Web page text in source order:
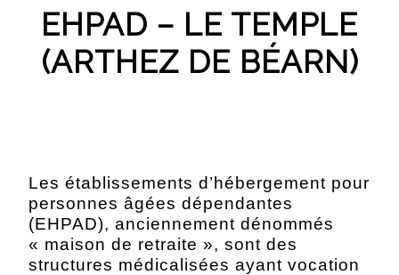
EHPAD – LE TEMPLE
(ARTHEZ DE BÉARN)
Les établissements d’hébergement pour
personnes âgées dépendantes
(EHPAD), anciennement dénommés
« maison de retraite », sont des
structures médicalisées ayant vocation